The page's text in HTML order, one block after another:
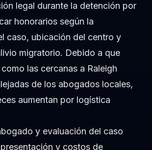
legal durante la detención por
honorarios según la
caso, ubicación del centro y
migratorio. Debido a que
las cercanas a Raleigh
de los abogados locales,
aumentan por logística
y evaluación del caso
y costos de